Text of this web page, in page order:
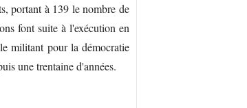
portant à 139 le nombre de
font suite à l'exécution en
militant pour la démocratie
une trentaine d'années.